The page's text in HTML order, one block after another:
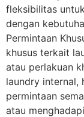
fleksibilitas
dengan
Permintaan
khusus terkait
atau perlakuan
laundry internal,
permintaan
atau